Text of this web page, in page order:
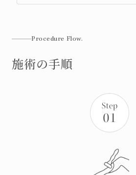
Procedure Flow.
施術の手順